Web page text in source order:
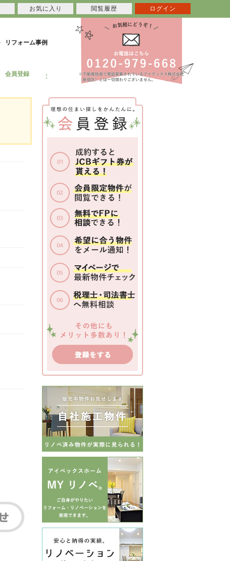
リフォーム事例
会員登録
お気に入り 閲覧履歴 ログイン